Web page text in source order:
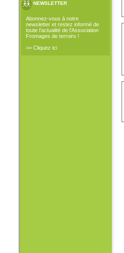
NEWSLETTER
Abonnez-vous à notre
newsletter et restez informé de
toute l'actualité de l'Association
Fromages de terroirs !
>> Cliquez ici